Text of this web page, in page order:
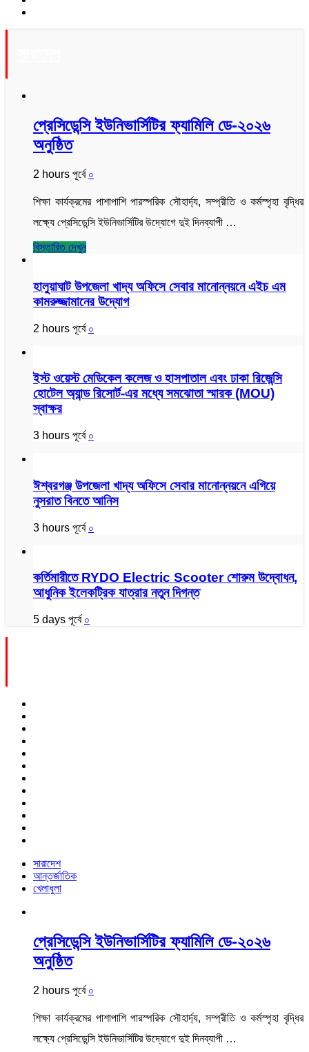
প্রেসিডেন্সি ইউনিভার্সিটির ফ্যামিলি ডে-২০২৬
অনুষ্ঠিত
2 hours পূর্বে ০
শিক্ষা কার্যক্রমের পাশাপাশি পারস্পরিক সৌহার্দ্য, সম্প্রীতি ও কর্মস্পৃহা বৃদ্ধির
লক্ষ্যে প্রেসিডেন্সি ইউনিভার্সিটির উদ্যোগে দুই দিনব্যাপী …
বিস্তারিত দেখুন
হালুয়াঘাট উপজেলা খাদ্য অফিসে সেবার মানোন্নয়নে এইচ এম
কামরুজ্জামানের উদ্যোগ
2 hours পূর্বে ০
ইস্ট ওয়েস্ট মেডিকেল কলেজ ও হাসপাতাল এবং ঢাকা রিজেন্সি
হোটেল অ্যান্ড রিসোর্ট-এর মধ্যে সমঝোতা স্মারক (MOU)
স্বাক্ষর
3 hours পূর্বে ০
ঈশ্বরগঞ্জ উপজেলা খাদ্য অফিসে সেবার মানোন্নয়নে এগিয়ে
নুসরাত বিনতে আনিস
3 hours পূর্বে ০
কর্তিমারীতে RYDO Electric Scooter শোরুম উদ্বোধন,
আধুনিক ইলেকট্রিক যাত্রার নতুন দিগন্ত
5 days পূর্বে ০
সারাদেশ
আন্তর্জাতিক
খেলাধুলা
প্রেসিডেন্সি ইউনিভার্সিটির ফ্যামিলি ডে-২০২৬
অনুষ্ঠিত
2 hours পূর্বে ০
শিক্ষা কার্যক্রমের পাশাপাশি পারস্পরিক সৌহার্দ্য, সম্প্রীতি ও কর্মস্পৃহা বৃদ্ধির
লক্ষ্যে প্রেসিডেন্সি ইউনিভার্সিটির উদ্যোগে দুই দিনব্যাপী …